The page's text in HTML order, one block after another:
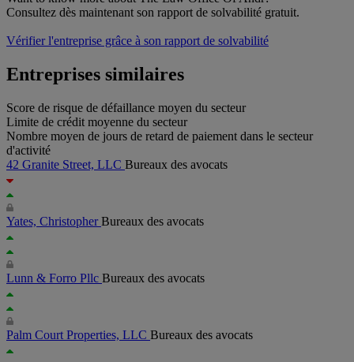
Consultez dès maintenant son rapport de solvabilité gratuit.
Vérifier l'entreprise grâce à son rapport de solvabilité
Entreprises similaires
Score de risque de défaillance moyen du secteur
Limite de crédit moyenne du secteur
Nombre moyen de jours de retard de paiement dans le secteur
d'activité
42 Granite Street, LLC Bureaux des avocats
Yates, ChristopherBureaux des avocats
Lunn & Forro Pllc Bureaux des avocats
Palm Court Properties, LLC Bureaux des avocats